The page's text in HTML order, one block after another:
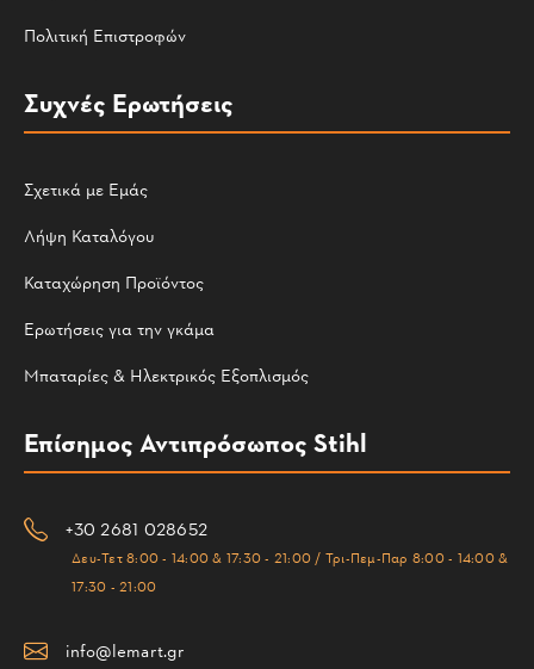
Πολιτική Επιστροφών
Συχνές Ερωτήσεις
Σχετικά με Εμάς
Λήψη Καταλόγου
Καταχώρηση Προϊόντος
Ερωτήσεις για την γκάμα
Μπαταρίες & Ηλεκτρικός Εξοπλισμός
Επίσημος Αντιπρόσωπος Stihl
+30 2681 028652
Δευ-Τετ 8:00 - 14:00 & 17:30 - 21:00 / Τρι-Πεμ-Παρ 8:00 - 14:00 &
17:30 - 21:00
info@lemart.gr